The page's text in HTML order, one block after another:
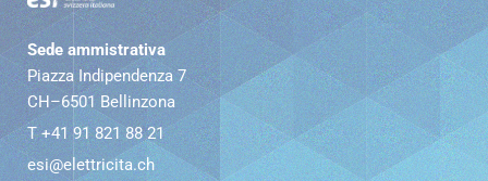
Sede ammistrativa
Piazza Indipendenza 7
CH–6501 Bellinzona
T +41 91 821 88 21
esi@elettricita.ch